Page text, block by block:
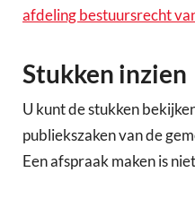
afdeling bestuursrecht
Stukken inzien
U kunt de stukken
publiekszaken van de
Een afspraak maken is